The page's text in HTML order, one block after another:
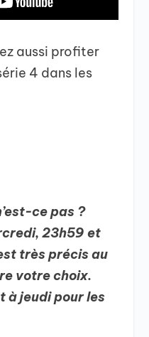
aussi profiter
4 dans les
ce pas ?
23h59 et
très précis au
votre choix.
à jeudi pour les